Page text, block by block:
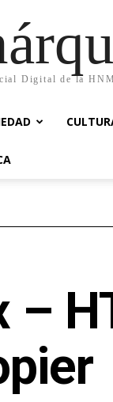
Digital de la
–